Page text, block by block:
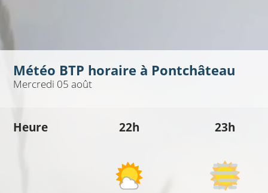
Météo BTP horaire à Pontchâteau
Mercredi 05 août
Heure 22h 23h